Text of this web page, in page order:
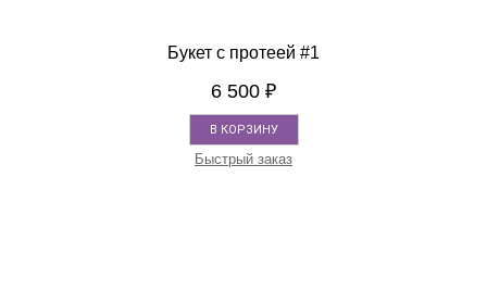
Букет с протеей #1
6 500 ₽
В КОРЗИНУ
Быстрый заказ